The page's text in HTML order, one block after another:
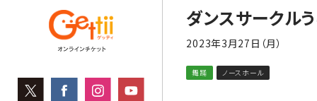
ダンスサークル
2023年3月27日（月）
舞踊 ノースホール